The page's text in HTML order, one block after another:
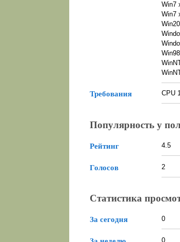
Win7
Win7
Win98
Требования CPU
Популярность у
Рейтинг 4.5
Голосов 2
Статистика
За сегодня 0
0